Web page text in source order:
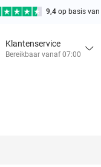
9,4 op basis van
Klantenservice
Bereikbaar vanaf 07:00